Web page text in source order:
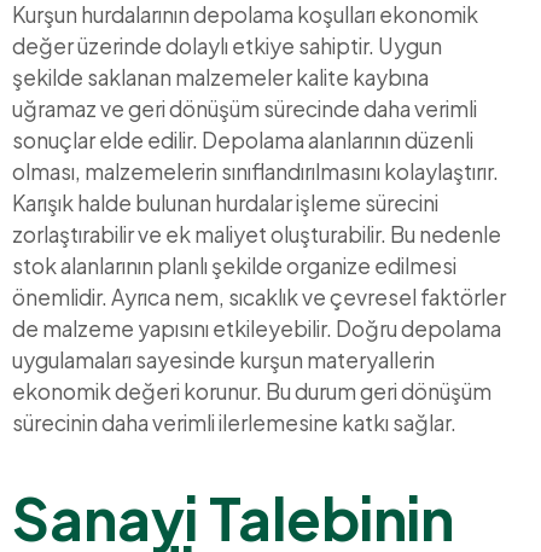
Kurşun hurdalarının depolama koşulları ekonomik
değer üzerinde dolaylı etkiye sahiptir. Uygun
şekilde saklanan malzemeler kalite kaybına
uğramaz ve geri dönüşüm sürecinde daha verimli
sonuçlar elde edilir. Depolama alanlarının düzenli
olması, malzemelerin sınıflandırılmasını kolaylaştırır.
Karışık halde bulunan hurdalar işleme sürecini
zorlaştırabilir ve ek maliyet oluşturabilir. Bu nedenle
stok alanlarının planlı şekilde organize edilmesi
önemlidir. Ayrıca nem, sıcaklık ve çevresel faktörler
de malzeme yapısını etkileyebilir. Doğru depolama
uygulamaları sayesinde kurşun materyallerin
ekonomik değeri korunur. Bu durum geri dönüşüm
sürecinin daha verimli ilerlemesine katkı sağlar.
Sanayi Talebinin